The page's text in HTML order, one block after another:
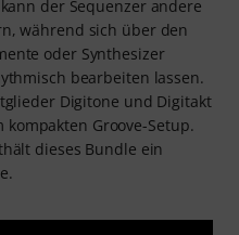
der Sequenzer andere
während sich über den
oder Synthesizer
bearbeiten lassen.
Digitone und Digitakt
Groove-Setup.
dieses Bundle ein